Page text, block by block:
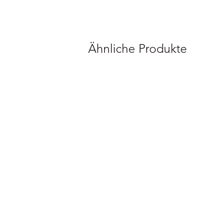
Ähnliche Produkte